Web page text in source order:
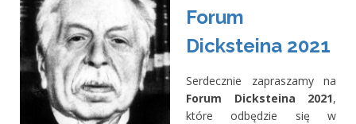
Forum
Dicksteina 2021
Serdecznie zapraszamy na
Forum Dicksteina 2021,
które odbędzie się w